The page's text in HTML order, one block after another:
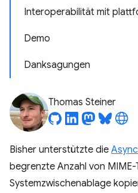
Interoperabilität mit
Demo
Danksagungen
Thomas Steiner
Bisher unterstützte die
begrenzte Anzahl von MIME-
Systemzwischenablage